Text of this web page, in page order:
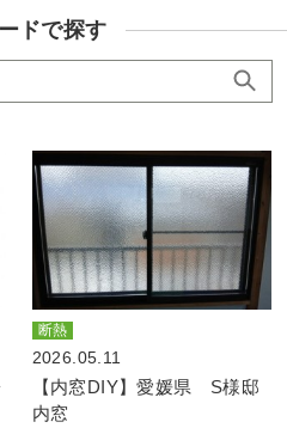
ドで探す
断熱
2026.05.11
【内窓DIY】愛媛県 S様邸
内窓